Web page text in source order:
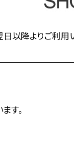
以降よりご利用
す。